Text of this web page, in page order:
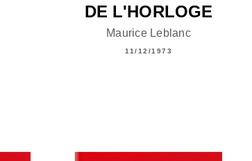
DE L'HORLOGE
Maurice Leblanc
11/12/1973